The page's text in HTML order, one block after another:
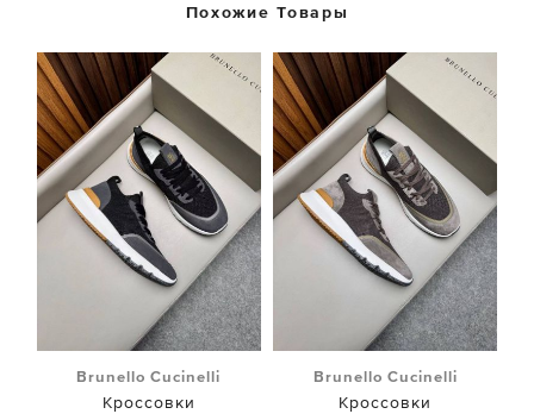
Похожие Товары
Brunello Cucinelli
Кроссовки
Brunello Cucinelli
Кроссовки